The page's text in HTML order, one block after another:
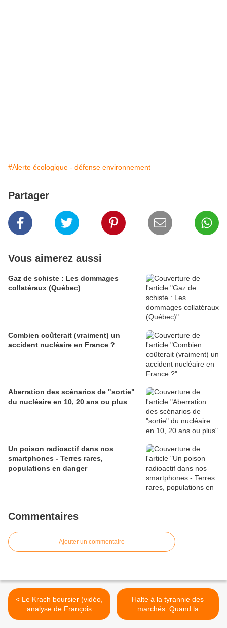
#Alerte écologique - défense environnement
Partager
Vous aimerez aussi
Gaz de schiste : Les dommages
collatéraux (Québec)
Combien coûterait (vraiment) un
accident nucléaire en France ?
Aberration des scénarios de "sortie"
du nucléaire en 10, 20 ans ou plus
Un poison radioactif dans nos
smartphones - Terres rares,
populations en danger
Commentaires
Ajouter un commentaire
< Le Krach boursier (vidéo,
analyse de François
Asselineau)
Halte à la tyrannie des
marchés. Quand la
Corbeille gouverne le